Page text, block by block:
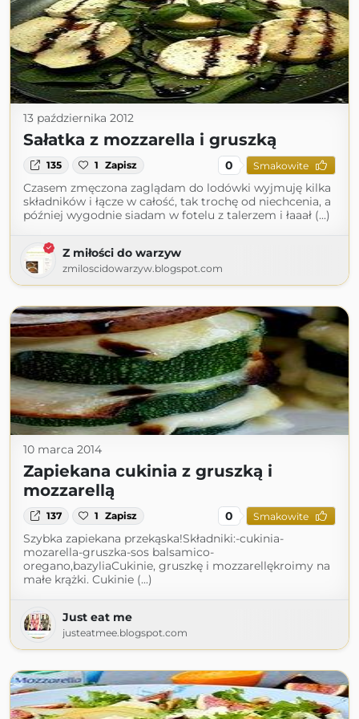
13 października 2012
Sałatka z mozzarella i gruszką
135 1 Zapisz 0 Smakowite
Czasem zmęczona zaglądam do lodówki wyjmuję kilka
składników i łącze w całość, tak trochę od niechcenia, a
później wygodnie siadam w fotelu z talerzem i łaaał (...)
Z miłości do warzyw
zmiloscidowarzyw.blogspot.com
10 marca 2014
Zapiekana cukinia z gruszką i
mozzarellą
137 1 Zapisz 0 Smakowite
Szybka zapiekana przekąska!Składniki:-cukinia-
mozarella-gruszka-sos balsamico-
oregano,bazyliaCukinie, gruszkę i mozzarellękroimy na
małe krążki. Cukinie (...)
Just eat me
justeatmee.blogspot.com